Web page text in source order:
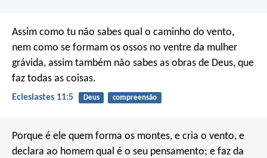
Assim como tu não sabes qual o caminho do vento,
nem como se formam os ossos no ventre da mulher
grávida, assim também não sabes as obras de Deus, que
faz todas as coisas.
Eclesiastes 11:5 Deus compreensão
Porque é ele quem forma os montes, e cria o vento, e
declara ao homem qual é o seu pensamento; e faz da